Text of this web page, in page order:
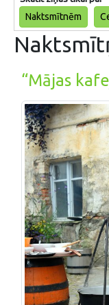
Naktsmītnēm
“Mājas